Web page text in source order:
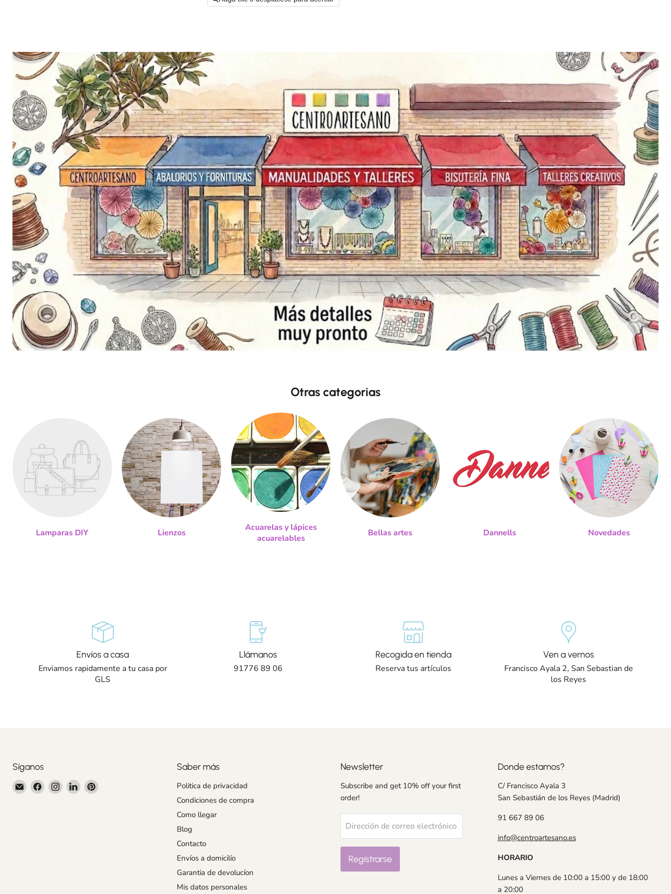
Otras categorias
Lamparas DIY Lienzos
Acuarelas y lápices
acuarelables
Bellas artes Dannells Novedades
Envíos a casa
Enviamos rapidamente a tu casa por
GLS
Llámanos
91776 89 06
Recogida en tienda
Reserva tus artículos
Ven a vernos
Francisco Ayala 2, San Sebastian de
los Reyes
Síganos
Encuéntrenos
Encuéntrenos
Encuéntrenos
Encuéntrenos
Encuéntrenos
Saber más
Politica de privacidad
Condiciones de compra
Como llegar
Blog
Contacto
Envíos a domicilío
Garantia de devolucíon
Mis datos personales
Newsletter
Subscribe and get 10% off your first
order!
Dirección de correo electrónico
Registrarse
Donde estamos?
C/ Francisco Ayala 3
San Sebastián de los Reyes (Madrid)
91 667 89 06
info@centroartesano.es
HORARIO
Lunes a Viernes de 10:00 a 15:00 y de 18:00
a 20:00